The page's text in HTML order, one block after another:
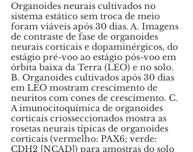
Organoides neurais cultivados no
sistema estático sem troca de meio
foram viáveis ​​após 30 dias. A. Imagens
de contraste de fase de organoides
neurais corticais e dopaminérgicos, do
estágio pré-voo ao estágio pós-voo em
órbita baixa da Terra (LEO) e no solo.
B. Organoides cultivados após 30 dias
em LEO mostram crescimento de
neuritos com cones de crescimento. C.
A imunocitoquímica de organoides
corticais criosseccionados mostra as
rosetas neurais típicas de organoides
corticais (vermelho: PAX6; verde:
CDH2 [NCAD]) para amostras do solo